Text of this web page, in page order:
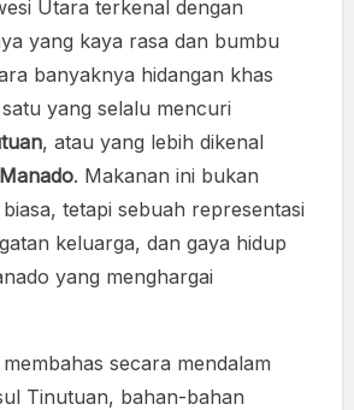
Utara terkenal dengan
yang kaya rasa dan bumbu
banyaknya hidangan khas
yang selalu mencuri
, atau yang lebih dikenal
. Makanan ini bukan
tetapi sebuah representasi
keluarga, dan gaya hidup
yang menghargai
secara mendalam
Tinutuan, bahan-bahan